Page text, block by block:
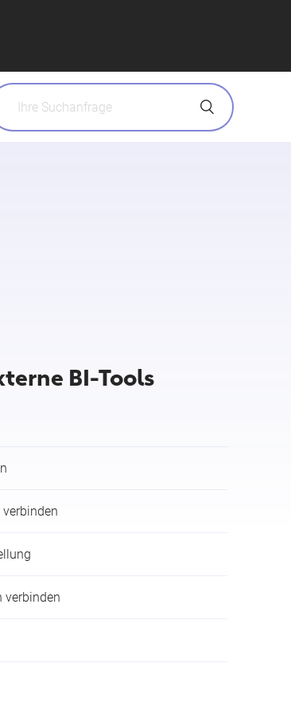
BI-Tools
verbinden